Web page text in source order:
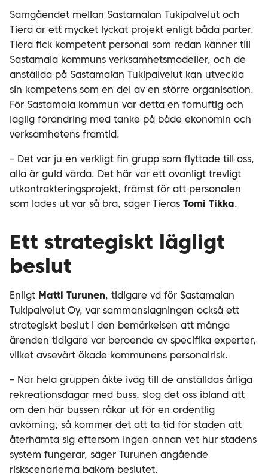
Samgåendet mellan Sastamalan Tukipalvelut och
Tiera är ett mycket lyckat projekt enligt båda parter.
Tiera fick kompetent personal som redan känner till
Sastamala kommuns verksamhetsmodeller, och de
anställda på Sastamalan Tukipalvelut kan utveckla
sin kompetens som en del av en större organisation.
För Sastamala kommun var detta en förnuftig och
läglig förändring med tanke på både ekonomin och
verksamhetens framtid.
– Det var ju en verkligt fin grupp som flyttade till oss,
alla är guld värda. Det här var ett ovanligt trevligt
utkontrakteringsprojekt, främst för att personalen
som lades ut var så bra, säger Tieras Tomi Tikka.
Ett strategiskt lägligt
beslut
Enligt Matti Turunen, tidigare vd för Sastamalan
Tukipalvelut Oy, var sammanslagningen också ett
strategiskt beslut i den bemärkelsen att många
ärenden tidigare var beroende av specifika experter,
vilket avsevärt ökade kommunens personalrisk.
– När hela gruppen åkte iväg till de anställdas årliga
rekreationsdagar med buss, slog det oss ibland att
om den här bussen råkar ut för en ordentlig
avkörning, så kommer det att ta tid för staden att
återhämta sig eftersom ingen annan vet hur stadens
system fungerar, säger Turunen angående
riskscenarierna bakom beslutet.